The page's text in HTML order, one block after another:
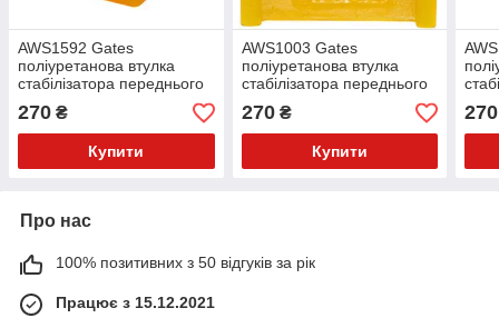
AWS1592 Gates
поліуретанова втулка
стабілізатора переднього
PolyBush (аналог) v17
270 ₴
Купити
AWS1003 Gates
поліуретанова втулка
стабілізатора переднього
PolyBush (аналог) v17
270₴
Купити
270
Про нас
100% позитивних з 50 відгуків за рік
Працює з 15.12.2021